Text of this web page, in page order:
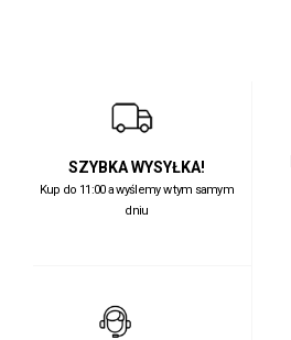
SZYBKA WYSYŁKA!
Kup do 11:00 a wyślemy w tym samym
dniu